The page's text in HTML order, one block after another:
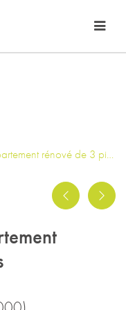
de 3 pièces d'environ 53 m2